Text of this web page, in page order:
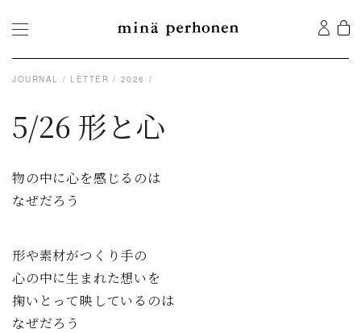
JOURNAL LETTER 2026
5/26 形と心
物の中に心を感じるのは
なぜだろう
形や素材がつくり手の
心の中に生まれた想いを
掬いとって映しているのは
なぜだろう